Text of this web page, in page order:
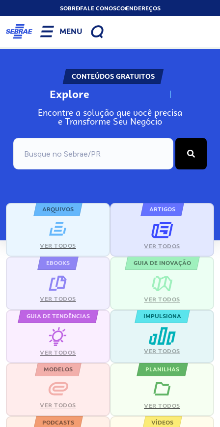
SOBREFALE CONOSCOENDEREÇOS
MENU
CONTEÚDOS GRATUITOS
Explore N
Encontre a solução que você precisa
e Transforme Seu Negócio
ARQUIVOS
VER TODOS
ARTIGOS
VER TODOS
EBOOKS
VER TODOS
GUIA DE INOVAÇÃO
VER TODOS
GUIA DE TENDÊNCIAS
VER TODOS
IMPULSIONA
VER TODOS
MODELOS
VER TODOS
PLANILHAS
VER TODOS
PODCASTS VÍDEOS